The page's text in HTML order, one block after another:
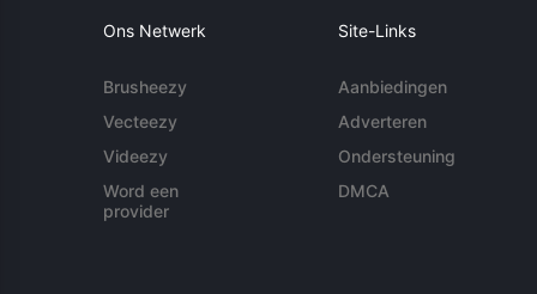
Ons Netwerk
Brusheezy
Vecteezy
Videezy
Word een
provider
Site-Links
Aanbiedingen
Adverteren
Ondersteuning
DMCA